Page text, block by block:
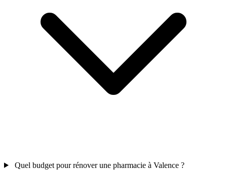
Quel budget pour rénover une pharmacie à Valence ?